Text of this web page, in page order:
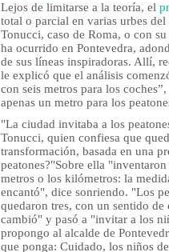
Lejos de limitarse a la teoría, el
total o parcial en varias urbes
Tonucci, caso de Roma, o con
ha ocurrido en Pontevedra,
de sus líneas inspiradoras. Allí,
le explicó que el análisis
con seis metros para los
apenas un metro para los
"La ciudad invitaba a los
Tonucci, quien confiesa que
transformación, basada en una
peatones?"Sobre ella
metros o los kilómetros: la
encantó", dice sonriendo. "Los
quedaron tres, con un sentido
cambió" y pasó a "invitar a los
propongo al alcalde de
que ponga: Cuidado, los niños